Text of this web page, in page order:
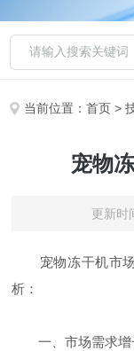
当前位置：首页 >
宠物
更新
宠物冻干机市场
析：
一、市场需求增